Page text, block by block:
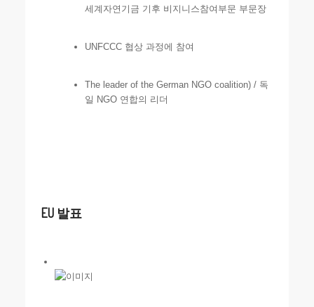
세계자연기금 기후 비지니스참여부문 부문장
UNFCCC 협상 과정에 참여
The leader of the German NGO coalition) / 독
일 NGO 연합의 리더
EU 발표